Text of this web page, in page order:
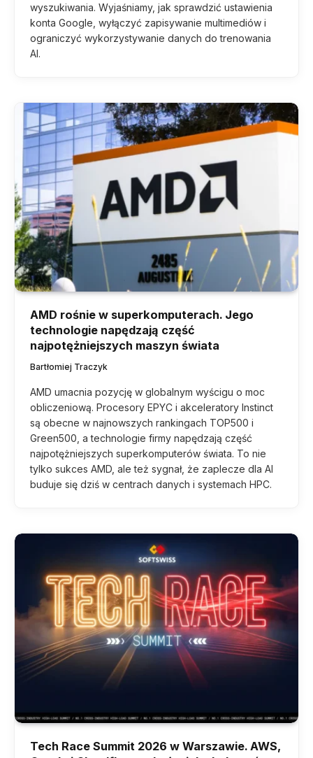
wyszukiwania. Wyjaśniamy, jak sprawdzić ustawienia
konta Google, wyłączyć zapisywanie multimediów i
ograniczyć wykorzystywanie danych do trenowania
AI.
AMD rośnie w superkomputerach. Jego
technologie napędzają część
najpotężniejszych maszyn świata
Bartłomiej Traczyk
AMD umacnia pozycję w globalnym wyścigu o moc
obliczeniową. Procesory EPYC i akceleratory Instinct
są obecne w najnowszych rankingach TOP500 i
Green500, a technologie firmy napędzają część
najpotężniejszych superkomputerów świata. To nie
tylko sukces AMD, ale też sygnał, że zaplecze dla AI
buduje się dziś w centrach danych i systemach HPC.
Tech Race Summit 2026 w Warszawie. AWS,